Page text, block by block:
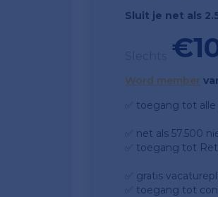
Sluit je net als
Word member
✅ toegang tot
✅ net als 57.500
✅ toegang tot
✅ gratis
✅ toegang tot